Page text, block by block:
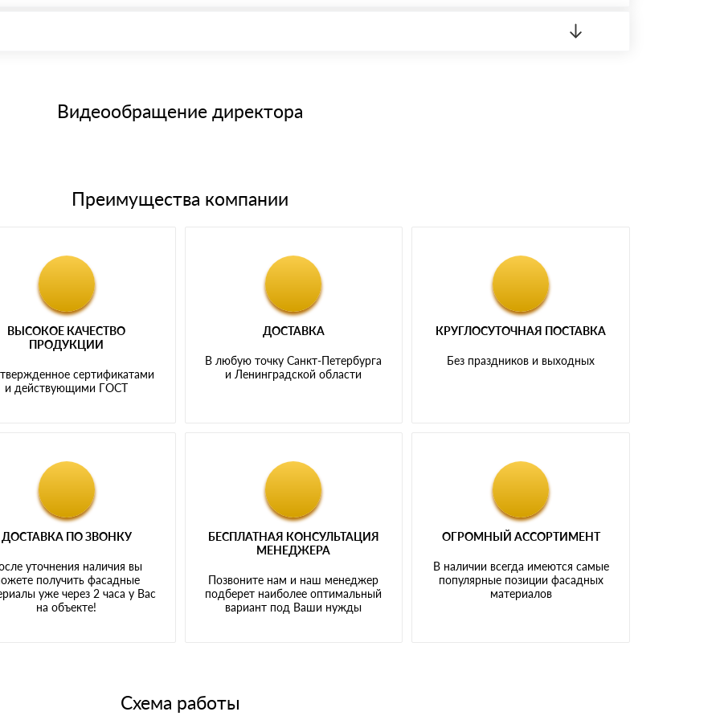
банковским картам
материала после проверки качества и количества заказанного материала.
Видеообращение директора
Преимущества компании
ВЫСОКОЕ КАЧЕСТВО
ПРОДУКЦИИ
сертификатами
и действующими ГОСТ
ДОСТАВКА
В любую точку Санкт-Петербурга
и Ленинградской области
КРУГЛОСУТОЧНАЯ ПОСТАВКА
Без праздников и выходных
ДОСТАВКА ПО ЗВОНКУ
уточнения наличия вы
получить фасадные
уже через 2 часа у Вас
на объекте!
БЕСПЛАТНАЯ КОНСУЛЬТАЦИЯ
МЕНЕДЖЕРА
Позвоните нам и наш менеджер
подберет наиболее оптимальный
вариант под Ваши нужды
ОГРОМНЫЙ АССОРТИМЕНТ
В наличии всегда имеются самые
популярные позиции фасадных
материалов
Схема работы